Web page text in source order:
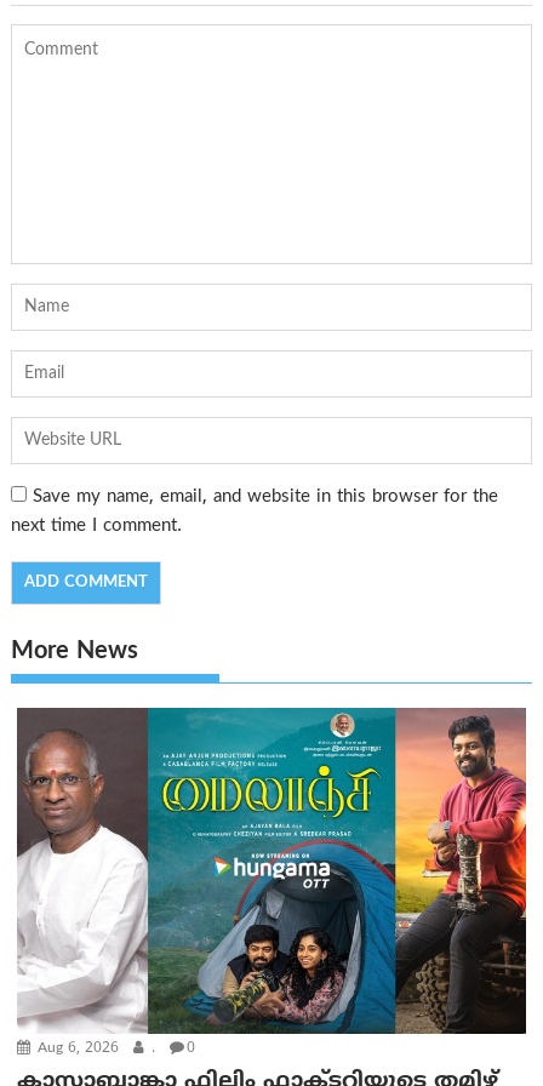
Save my name, email, and website in this browser for the
next time I comment.
More News
Aug 6, 2026 . 0